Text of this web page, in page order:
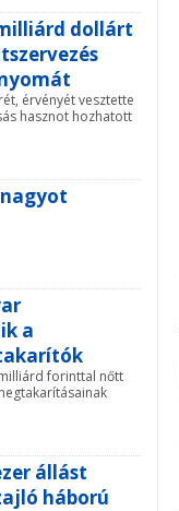
dollárt
érvényét vesztette
hasznot hozhatott
a
forinttal nőtt
állást
háború